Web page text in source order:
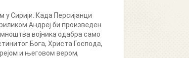
у Сирији. Када Персијанци
Андреј би произведен
војника одабра само
Бога, Христа Господа,
и његовом вером,